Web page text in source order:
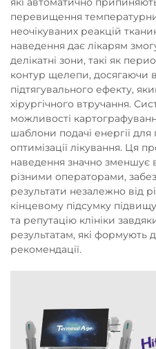
перевищення
неочікуваних реакцій
наведення дає лікарям
делікатні зони, такі як
контур щелепи, досягаючи
підтягувального ефекту,
хірургічного втручання.
можливості
шаблони подачі енергії для
оптимізації лікування. Ця
наведення значно зменшує
різними операторами,
результати незалежно від
кінцевому підсумку
та репутацію клініки
результатам, які формують
рекомендації.